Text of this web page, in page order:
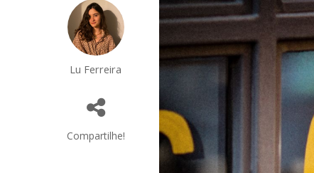
Lu Ferreira
Compartilhe!